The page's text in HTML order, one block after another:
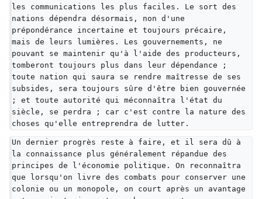
les communications les plus faciles. Le sort des
nations dépendra désormais, non d'une
prépondérance incertaine et toujours précaire,
mais de leurs lumières. Les gouvernements, ne
pouvant se maintenir qu'à l'aide des producteurs,
tomberont toujours plus dans leur dépendance ;
toute nation qui saura se rendre maîtresse de ses
subsides, sera toujours sûre d'être bien gouvernée
; et toute autorité qui méconnaîtra l'état du
siècle, se perdra ; car c'est contre la nature des
choses qu'elle entreprendra de lutter.
Un dernier progrès reste à faire, et il sera dû à
la connaissance plus généralement répandue des
principes de l'économie politique. On reconnaîtra
que lorsqu'on livre des combats pour conserver une
colonie ou un monopole, on court après un avantage